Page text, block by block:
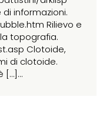
informazioni.
Rilievo e
topografia.
Clotoide,
di clotoide.
[…]...